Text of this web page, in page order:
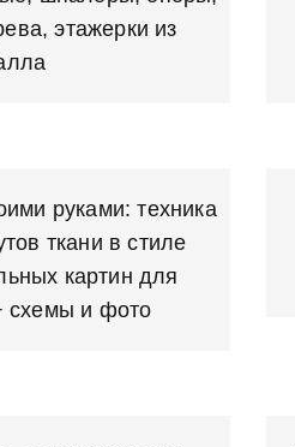
этажерки из
руками: техника
ткани в стиле
картин для
схемы и фото